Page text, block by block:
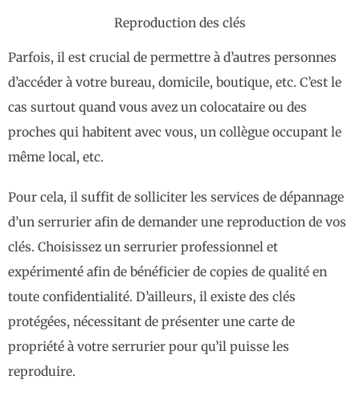
Reproduction des clés
Parfois, il est crucial de permettre à d’autres personnes
d’accéder à votre bureau, domicile, boutique, etc. C’est le
cas surtout quand vous avez un colocataire ou des
proches qui habitent avec vous, un collègue occupant le
même local, etc.
Pour cela, il suffit de solliciter les services de dépannage
d’un serrurier afin de demander une reproduction de vos
clés. Choisissez un serrurier professionnel et
expérimenté afin de bénéficier de copies de qualité en
toute confidentialité. D’ailleurs, il existe des clés
protégées, nécessitant de présenter une carte de
propriété à votre serrurier pour qu’il puisse les
reproduire.